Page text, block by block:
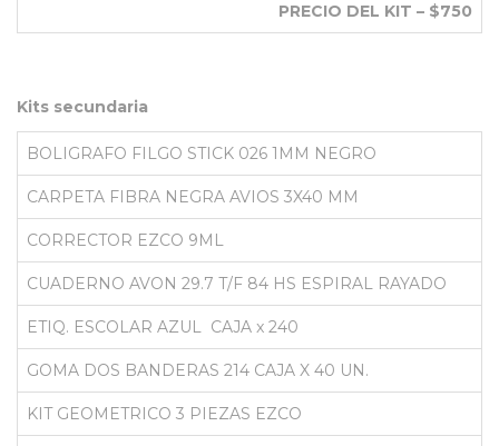
PRECIO DEL KIT – $750
Kits secundaria
BOLIGRAFO FILGO STICK 026 1MM NEGRO
CARPETA FIBRA NEGRA AVIOS 3X40 MM
CORRECTOR EZCO 9ML
CUADERNO AVON 29.7 T/F 84 HS ESPIRAL RAYADO
ETIQ. ESCOLAR AZUL CAJA x 240
GOMA DOS BANDERAS 214 CAJA X 40 UN.
KIT GEOMETRICO 3 PIEZAS EZCO